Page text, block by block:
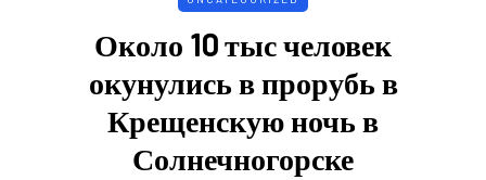
Около 10 тыс человек
окунулись в прорубь в
Крещенскую ночь в
Солнечногорске